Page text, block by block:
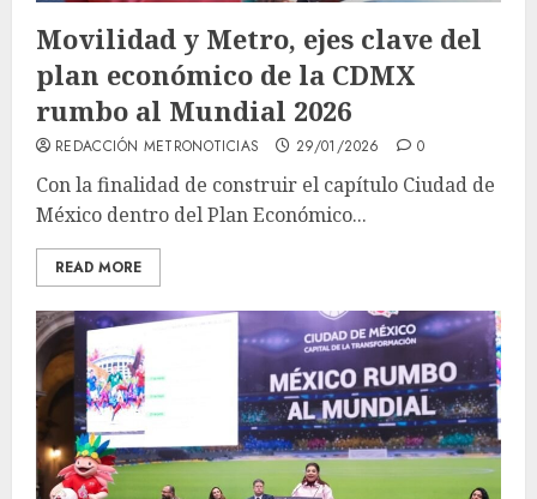
Movilidad y Metro, ejes clave del
plan económico de la CDMX
rumbo al Mundial 2026
REDACCIÓN METRONOTICIAS 29/01/2026 0
Con la finalidad de construir el capítulo Ciudad de
México dentro del Plan Económico...
READ MORE